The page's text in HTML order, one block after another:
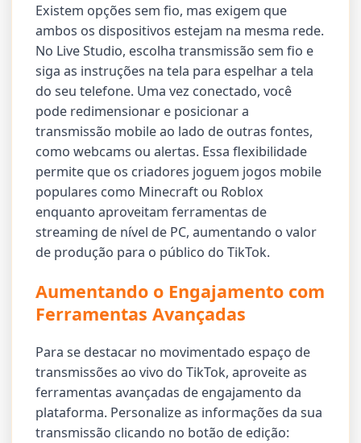
Existem opções sem fio, mas exigem que
ambos os dispositivos estejam na mesma rede.
No Live Studio, escolha transmissão sem fio e
siga as instruções na tela para espelhar a tela
do seu telefone. Uma vez conectado, você
pode redimensionar e posicionar a
transmissão mobile ao lado de outras fontes,
como webcams ou alertas. Essa flexibilidade
permite que os criadores joguem jogos mobile
populares como Minecraft ou Roblox
enquanto aproveitam ferramentas de
streaming de nível de PC, aumentando o valor
de produção para o público do TikTok.
Aumentando o Engajamento com
Ferramentas Avançadas
Para se destacar no movimentado espaço de
transmissões ao vivo do TikTok, aproveite as
ferramentas avançadas de engajamento da
plataforma. Personalize as informações da sua
transmissão clicando no botão de edição: